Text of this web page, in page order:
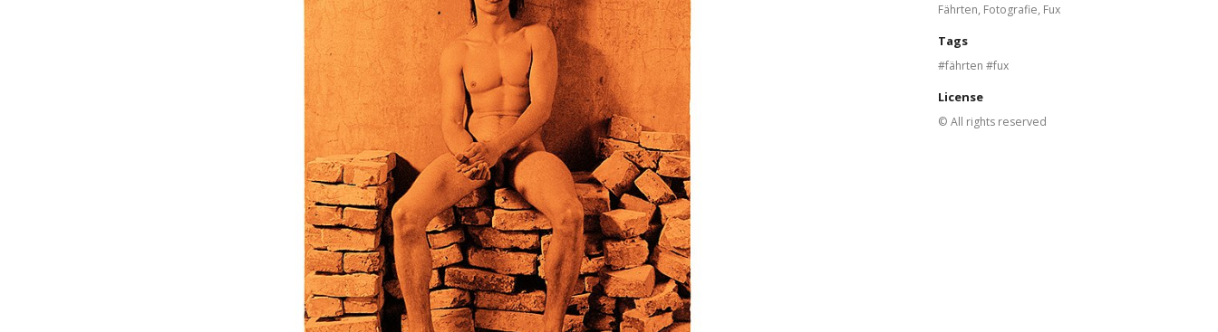
Fährten, Fotografie, Fux
Tags
fährten fux
License
© All rights reserved